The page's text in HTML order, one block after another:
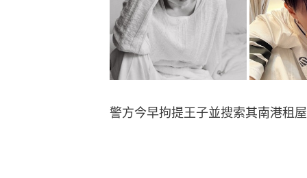
警方今早拘提王子並搜索其南港租